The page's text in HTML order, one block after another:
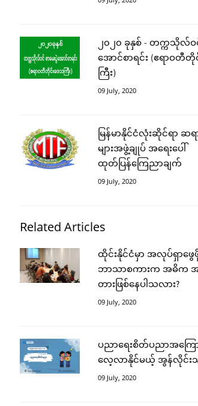
၂၀၂၀ ခုနှစ် - တက္ကသိုလ်ဝ
အောင်စာရင်း (ဧရာဝတီ
ကြီး)
09 July, 2020
မြန်မာနိုင်ငံလုံးဆိုင်ရာ ဆ
များအဖွဲ့ချုပ် အရေးပေါ်
ထုတ်ပြန်ကြေညာချက်
09 July, 2020
Related Articles
ထိုင်းနိုင်ငံမှာ အလုပ်ရှာဖွေ
ဘာသာစကားက အဓိက
တားဖြစ်နေပါသလား?
09 July, 2020
ပညာရေးစိတ်ပညာအကြေ
လေ့လာနိုင်မယ့် အွန်လိုင်း
09 July, 2020